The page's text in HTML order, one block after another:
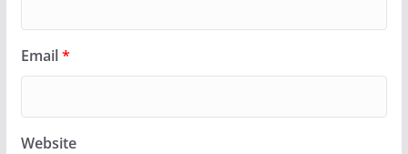
Email*
Website